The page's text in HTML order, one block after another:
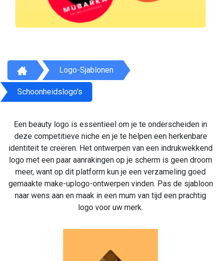
Logo-Sjablonen
Schoonheidslogo's
Een beauty logo is essentieel om je te onderscheiden in
deze competitieve niche en je te helpen een herkenbare
identiteit te creëren. Het ontwerpen van een indrukwekkend
logo met een paar aanrakingen op je scherm is geen droom
meer, want op dit platform kun je een verzameling goed
gemaakte make-uplogo-ontwerpen vinden. Pas de sjabloon
naar wens aan en maak in een mum van tijd een prachtig
logo voor uw merk.